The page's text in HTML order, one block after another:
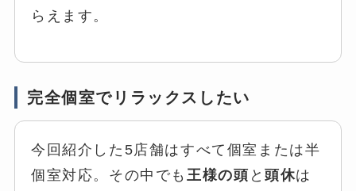
らえます。
完全個室でリラックスしたい
今回紹介した5店舗はすべて個室または半
個室対応。その中でも 王様の頭 と頭休は